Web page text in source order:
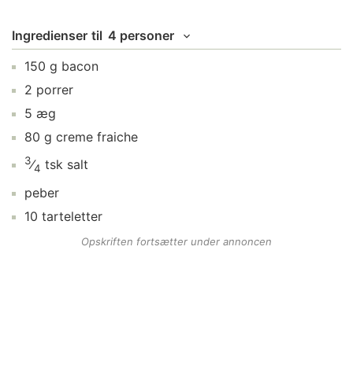
Ingredienser til 4 personer
150 g bacon
2 porrer
5 æg
80 g creme fraiche
3⁄4 tsk salt
peber
10 tarteletter
Opskriften fortsætter under annoncen